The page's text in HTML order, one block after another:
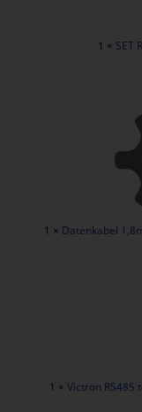
1 × SET
1 × Datenkabel
1 × Victron RS485